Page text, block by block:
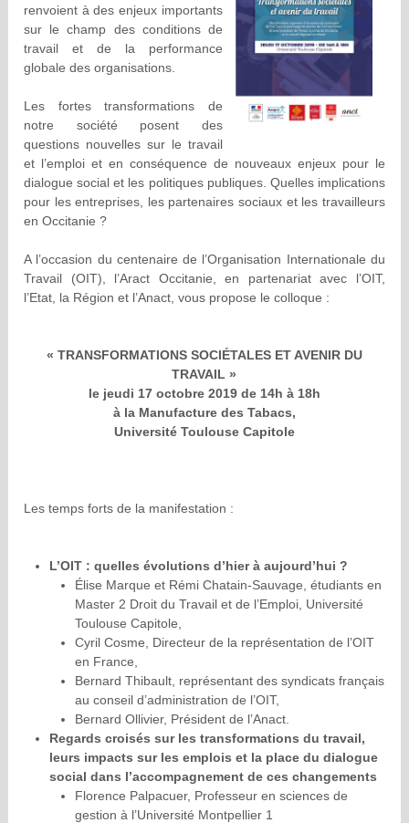
renvoient à des enjeux importants
sur le champ des conditions de
travail et de la performance
globale des organisations.
Les fortes transformations de
notre société posent des
questions nouvelles sur le travail
et l’emploi et en conséquence de nouveaux enjeux pour le
dialogue social et les politiques publiques. Quelles implications
pour les entreprises, les partenaires sociaux et les travailleurs
en Occitanie ?
A l’occasion du centenaire de l’Organisation Internationale du
Travail (OIT), l’Aract Occitanie, en partenariat avec l’OIT,
l’Etat, la Région et l’Anact, vous propose le colloque :
« TRANSFORMATIONS SOCIÉTALES ET AVENIR DU
TRAVAIL »
le jeudi 17 octobre 2019 de 14h à 18h
à la Manufacture des Tabacs,
Université Toulouse Capitole
Les temps forts de la manifestation :
L’OIT : quelles évolutions d’hier à aujourd’hui ?
Élise Marque et Rémi Chatain-Sauvage, étudiants en
Master 2 Droit du Travail et de l’Emploi, Université
Toulouse Capitole,
Cyril Cosme, Directeur de la représentation de l’OIT
en France,
Bernard Thibault, représentant des syndicats français
au conseil d’administration de l’OIT,
Bernard Ollivier, Président de l’Anact.
Regards croisés sur les transformations du travail,
leurs impacts sur les emplois et la place du dialogue
social dans l’accompagnement de ces changements
Florence Palpacuer, Professeur en sciences de
gestion à l’Université Montpellier 1